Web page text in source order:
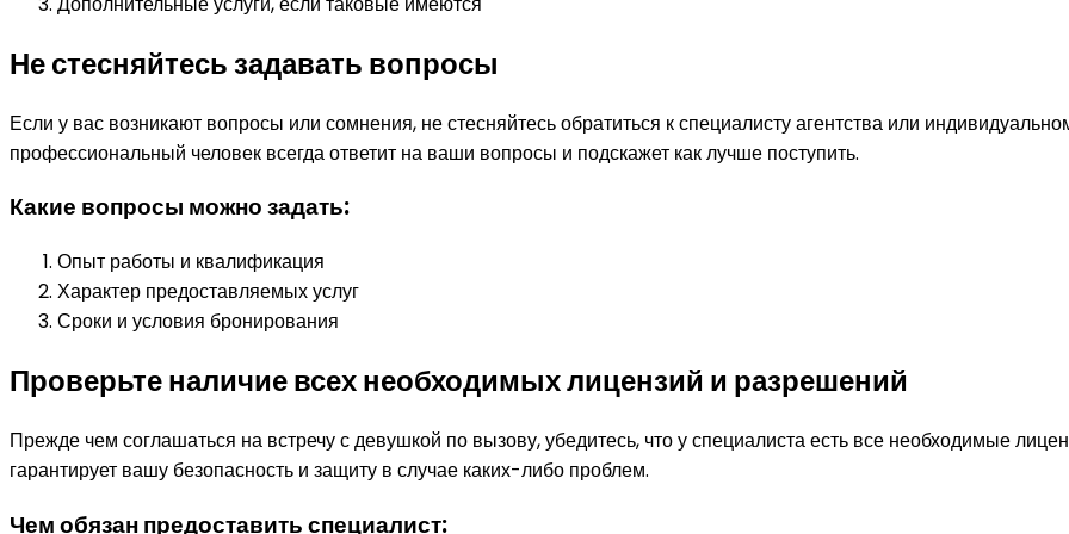
Не стесняйтесь задавать вопросы
Если у вас возникают вопросы или сомнения, не стесняйтесь обратиться к специалисту агентства или
профессиональный человек всегда ответит на ваши вопросы и подскажет как лучше поступить.
Какие вопросы можно задать:
Опыт работы и квалификация
Характер предоставляемых услуг
Сроки и условия бронирования
Проверьте наличие всех необходимых лицензий и разрешений
Прежде чем соглашаться на встречу с девушкой по вызову, убедитесь, что у специалиста есть все необходимые
гарантирует вашу безопасность и защиту в случае каких-либо проблем.
Чем обязан предоставить специалист: